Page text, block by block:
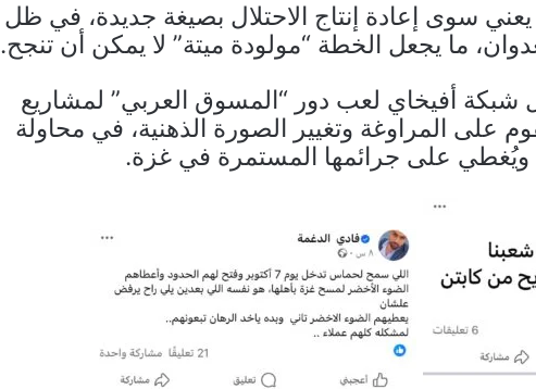
سوى إعادة إنتاج الاحتلال بصيغة جديدة، في ظل
ما يجعل الخطة “مولودة ميتة” لا يمكن أن تنجح.
شبكة أفيخاي لعب دور “المسوق العربي” لمشاريع
على المراوغة وتغيير الصورة الذهنية، في محاولة
على جرائمها المستمرة في غزة.